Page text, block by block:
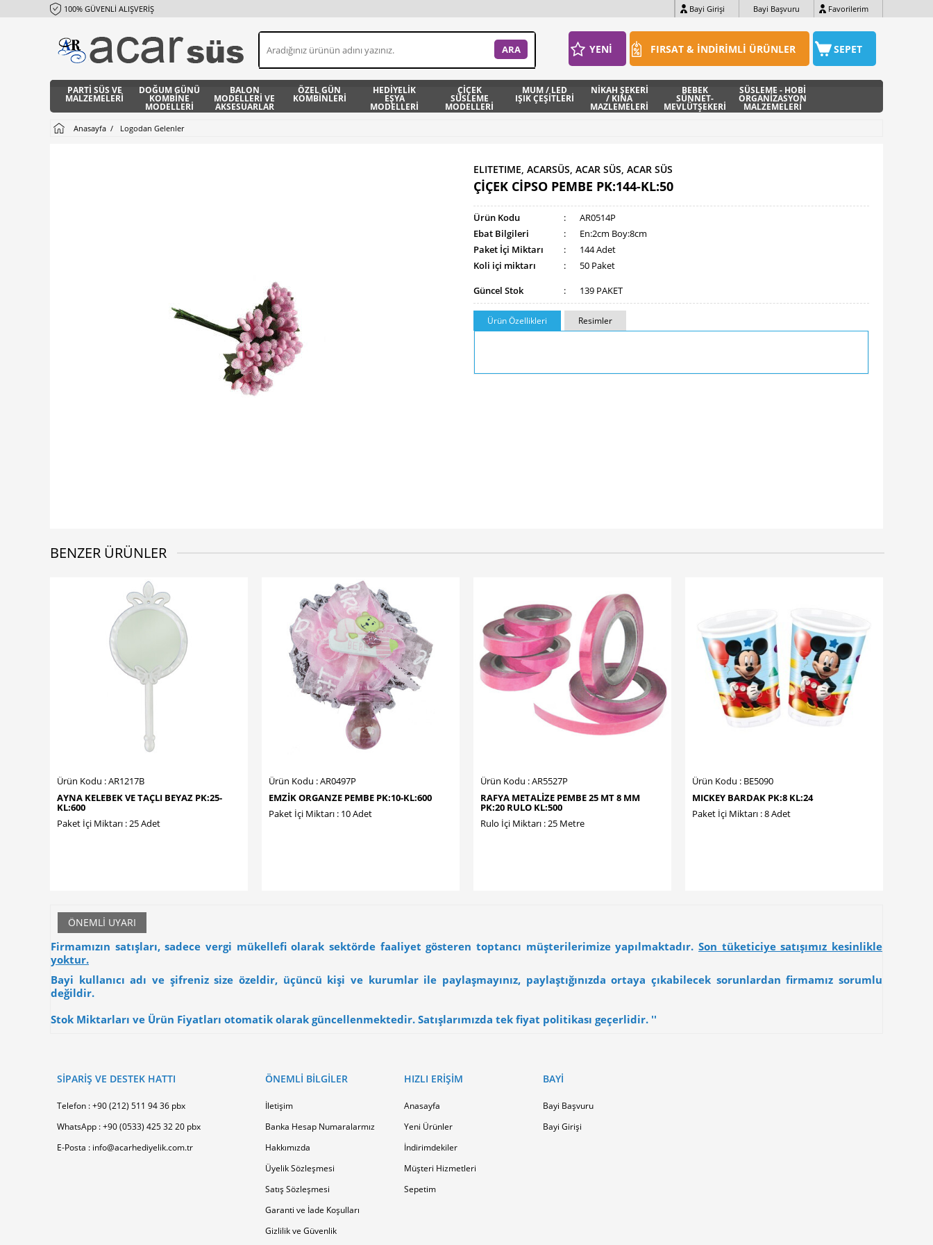
Bayi Girişi Bayi Başvuru Favorilerim
100% GÜVENLİ ALIŞVERİŞ
SEPET
FIRSAT & İNDİRİMLİ ÜRÜNLER
YENİ
PARTİ SÜS VE
MALZEMELERİ
DOĞUM GÜNÜ
KOMBİNE
MODELLERİ
BALON
MODELLERİ VE
AKSESUARLAR
ÖZEL GÜN
KOMBİNLERİ
HEDİYELİK
EŞYA
MODELLERİ
ÇİÇEK
SÜSLEME
MODELLERİ
MUM / LED
IŞIK ÇEŞİTLERİ
NİKAH ŞEKERİ
/ KINA
MAZLEMELERİ
BEBEK
SÜNNET-
MEVLÜTŞEKERİ
SÜSLEME - HOBİ
ORGANİZASYON
MALZEMELERİ
Anasayfa Logodan Gelenler
ELITETIME, ACARSÜS, ACAR SÜS, ACAR SÜS
ÇİÇEK CİPSO PEMBE PK:144-KL:50
Ürün Kodu :
AR0514P
Ebat Bilgileri
:
En:2cm Boy:8cm
Paket İçi Miktarı
:
144 Adet
Koli içi miktarı
:
50 Paket
Güncel Stok
: 139 PAKET
Ürün Özellikleri Resimler
BENZER ÜRÜNLER
Ürün Kodu : AR1217B
AYNA KELEBEK VE TAÇLI BEYAZ PK:25-
KL:600
Paket İçi Miktarı : 25 Adet
Ürün Kodu : AR0497P
EMZİK ORGANZE PEMBE PK:10-KL:600
Paket İçi Miktarı : 10 Adet
Ürün Kodu : AR5527P
RAFYA METALİZE PEMBE 25 MT 8 MM
PK:20 RULO KL:500
Rulo İçi Miktarı : 25 Metre
Ürün Kodu : BE5090
MICKEY BARDAK PK:8 KL:24
Paket İçi Miktarı : 8 Adet
ÖNEMLI UYARI
Firmamızın satışları, sadece vergi mükellefi olarak sektörde faaliyet gösteren toptancı müşterilerimize yapılmaktadır. Son tüketiciye satışımız kesinlikle
yoktur.
Bayi kullanıcı adı ve şifreniz size özeldir, üçüncü kişi ve kurumlar ile paylaşmayınız, paylaştığınızda ortaya çıkabilecek sorunlardan firmamız sorumlu
değildir.
Stok Miktarları ve Ürün Fiyatları otomatik olarak güncellenmektedir. Satışlarımızda tek fiyat politikası geçerlidir. ''
SİPARİŞ VE DESTEK HATTI
Telefon : +90 (212) 511 94 36 pbx
WhatsApp : +90 (0533) 425 32 20 pbx
E-Posta : info@acarhediyelik.com.tr
ÖNEMLI BILGILER
İletişim
Banka Hesap Numaralarmız
Hakkımızda
Üyelik Sözleşmesi
Satış Sözleşmesi
Garanti ve İade Koşulları
Gizlilik ve Güvenlik
HIZLI ERIŞIM
Anasayfa
Yeni Ürünler
İndirimdekiler
Müşteri Hizmetleri
Sepetim
BAYI
Bayi Başvuru
Bayi Girişi